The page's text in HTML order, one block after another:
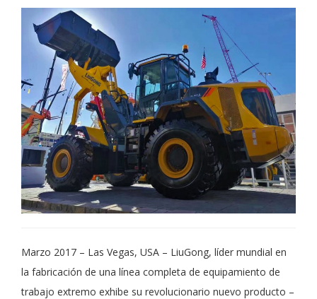
Marzo 2017 – Las Vegas, USA – LiuGong, líder mundial en
la fabricación de una línea completa de equipamiento de
trabajo extremo exhibe su revolucionario nuevo producto –